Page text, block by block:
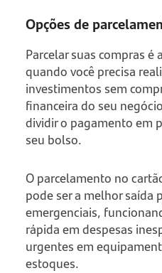
Opções de
Parcelar suas compras é
quando você precisa
investimentos sem
financeira do seu
dividir o pagamento em
seu bolso.
O parcelamento no
pode ser a melhor saída
emergenciais,
rápida em despesas
urgentes em
estoques.